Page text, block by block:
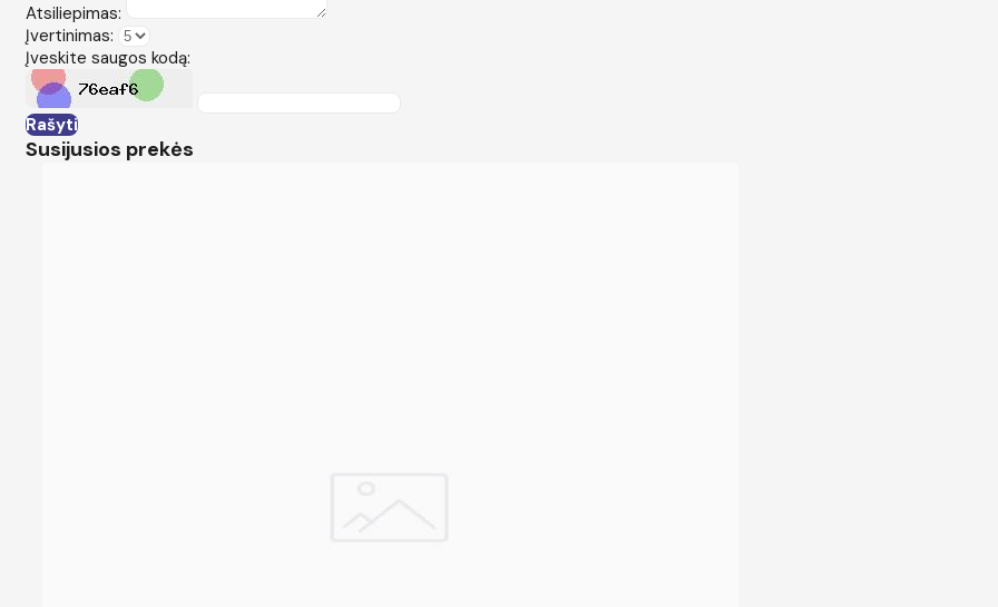
Atsiliepimas:
Įvertinimas:
Įveskite saugos kodą:
Rašyti
Susijusios prekės